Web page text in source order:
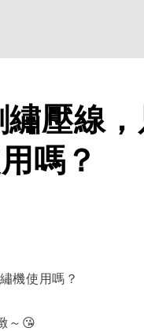
壓線
嗎？
機使用嗎？
～😘